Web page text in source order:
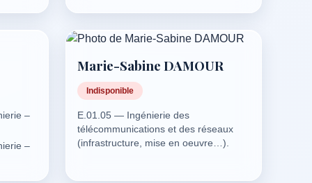
E.02.02 — Energie solaire.
–
–
Marie-Sabine DAMOUR
Indisponible
E.01.05 — Ingénierie des
télécommunications et des réseaux
(infrastructure, mise en oeuvre…).